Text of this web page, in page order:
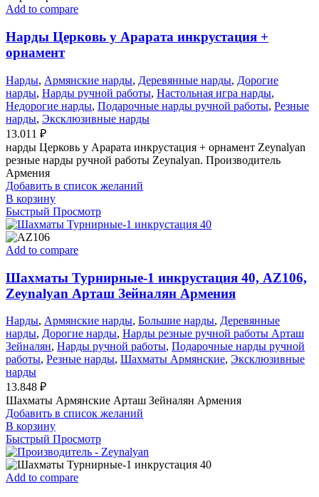
Add to compare
Нарды Церковь у Арарата инкрустация +
орнамент
Нарды, Армянские нарды, Деревянные нарды, Дорогие
нарды, Нарды ручной работы, Настольная игра нарды,
Недорогие нарды, Подарочные нарды ручной работы, Резные
нарды, Эксклюзивные нарды
13.011 ₽
нарды Церковь у Арарата инкрустация + орнамент Zeynalyan
резные нарды ручной работы Zeynalyan. Производитель
Армения
Добавить в список желаний
В корзину
Быстрый Просмотр
Add to compare
Шахматы Турнирные-1 инкрустация 40, AZ106,
Zeynalyan Арташ Зейналян Армения
Нарды, Армянские нарды, Большие нарды, Деревянные
нарды, Дорогие нарды, Нарды резные ручной работы Арташ
Зейналян, Нарды ручной работы, Подарочные нарды ручной
работы, Резные нарды, Шахматы Армянские, Эксклюзивные
нарды
13.848 ₽
Шахматы Армянские Арташ Зейналян Армения
Добавить в список желаний
В корзину
Быстрый Просмотр
Add to compare